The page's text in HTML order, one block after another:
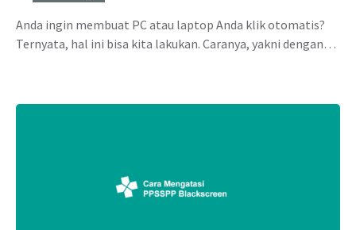
Anda ingin membuat PC atau laptop Anda klik otomatis?
Ternyata, hal ini bisa kita lakukan. Caranya, yakni dengan…